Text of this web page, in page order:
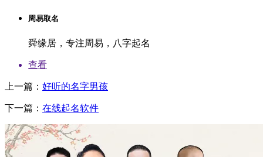
周易取名
舜缘居，专注周易，八字起名
查看
上一篇： 好听的名字男孩
下一篇： 在线起名软件